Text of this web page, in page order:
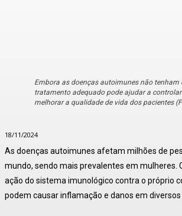
Embora as doenças autoimunes não tenham
tratamento adequado pode ajudar a
melhorar a qualidade de vida dos pacientes
18/11/2024
As doenças autoimunes afetam milhões de
mundo, sendo mais prevalentes em mulheres.
ação do sistema imunológico contra o próprio
podem causar inflamação e danos em diversos